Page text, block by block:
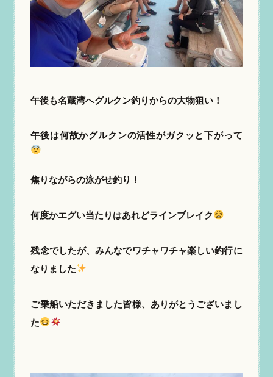
午後も名蔵湾へグルクン釣りからの大物狙い！
午後は何故かグルクンの活性がガクッと下がって
焦りながらの泳がせ釣り！
何度かエグい当たりはあれどラインブレイク
残念でしたが、みんなでワチャワチャ楽しい釣行に
なりました
ご乗船いただきました皆様、ありがとうございまし
た